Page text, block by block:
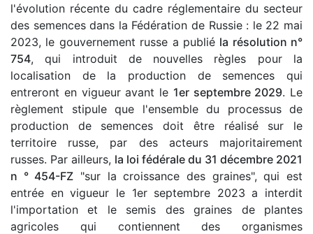
l'évolution récente du cadre réglementaire du secteur
des semences dans la Fédération de Russie : le 22 mai
2023, le gouvernement russe a publié la résolution n°
754, qui introduit de nouvelles règles pour la
localisation de la production de semences qui
entreront en vigueur avant le 1er septembre 2029. Le
règlement stipule que l'ensemble du processus de
production de semences doit être réalisé sur le
territoire russe, par des acteurs majoritairement
russes. Par ailleurs, la loi fédérale du 31 décembre 2021
n ° 454-FZ "sur la croissance des graines", qui est
entrée en vigueur le 1er septembre 2023 a interdit
l'importation et le semis des graines de plantes
agricoles qui contiennent des organismes